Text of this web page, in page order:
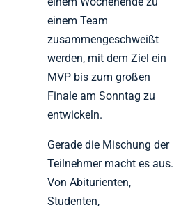
einem Team
zusammengeschweißt
werden, mit dem Ziel ein
MVP bis zum großen
Finale am Sonntag zu
entwickeln.
Gerade die Mischung der
Teilnehmer macht es aus.
Von Abiturienten,
Studenten,